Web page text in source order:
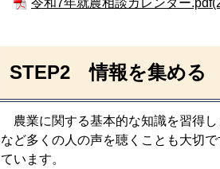
令和7年就農相談カレンダー
STEP2 情報を集める
農業に関する基本的な知識を習得
など多くの人の声を聴くことも大切
ています。